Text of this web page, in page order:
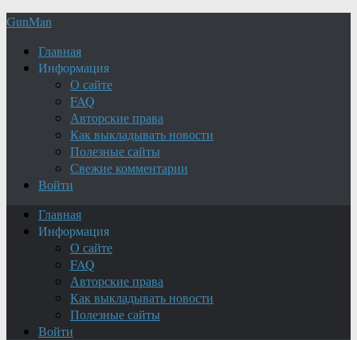
GunMan
Главная
Информация
О сайте
FAQ
Авторские права
Как выкладывать новости
Полезные сайты
Свежие комментарии
Войти
Главная
Информация
О сайте
FAQ
Авторские права
Как выкладывать новости
Полезные сайты
Войти